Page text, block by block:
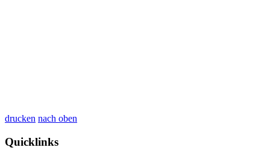
drucken nach oben
Quicklinks